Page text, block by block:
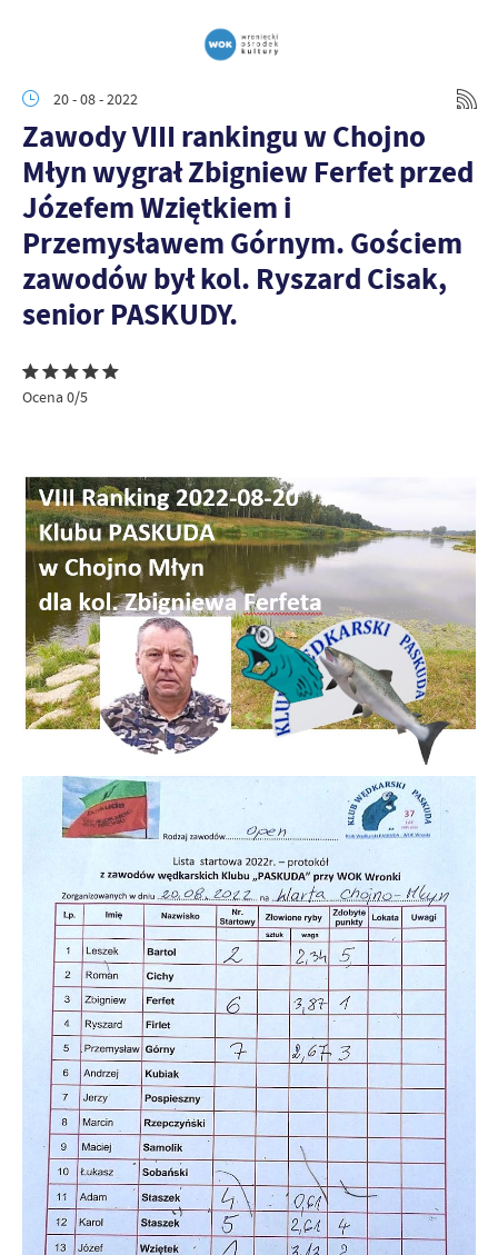
20 - 08 - 2022
Zawody VIII rankingu w Chojno
Młyn wygrał Zbigniew Ferfet przed
Józefem Wziętkiem i
Przemysławem Górnym. Gościem
zawodów był kol. Ryszard Cisak,
senior PASKUDY.
Ocena 0/5